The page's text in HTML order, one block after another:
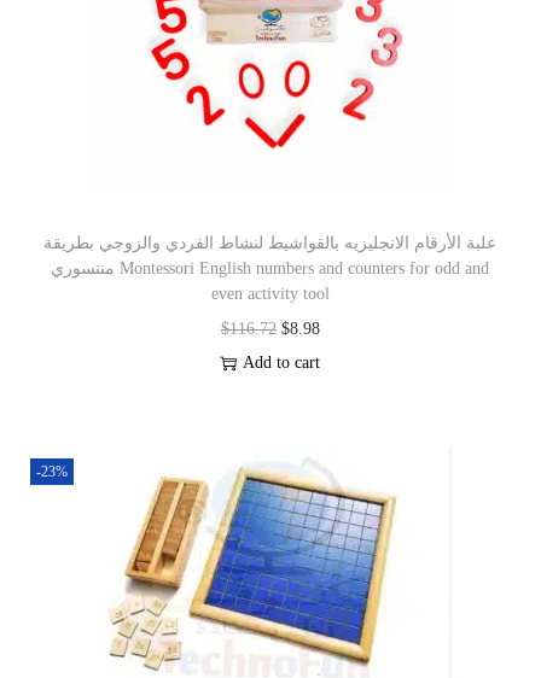
علبة الأرقام الانجليزيه بالقواشيط لنشاط الفردي والزوجي بطريقة
منتسوري Montessori English numbers and counters for odd and
even activity tool
$116.72 $8.98
Add to cart
-23%